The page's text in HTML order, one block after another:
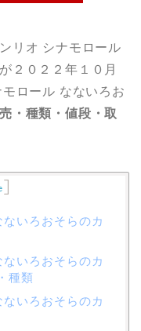
リオ シナモロール
２０２２年１０月
ロール なないろお
・種類・値段・取
]
いろおそらのカ
いろおそらのカ
種類
いろおそらのカ